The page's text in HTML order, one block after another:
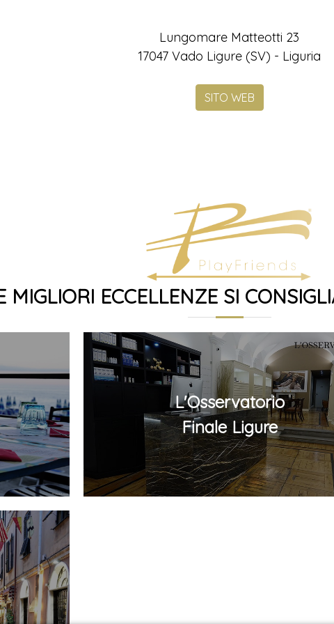
Lungomare Matteotti 23
17047 Vado Ligure (SV) - Liguria
SITO WEB
MIGLIORI ECCELLENZE SI
L'Osservatorio
Finale Ligure